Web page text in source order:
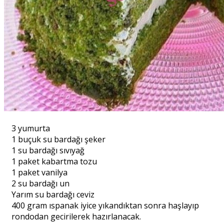
3 yumurta
1 buçuk su bardağı şeker
1 su bardağı sıvıyağ
1 paket kabartma tozu
1 paket vanilya
2 su bardağı un
Yarım su bardağı ceviz
400 gram ıspanak iyice yıkandıktan sonra haşlayıp
rondodan gecirilerek hazırlanacak.